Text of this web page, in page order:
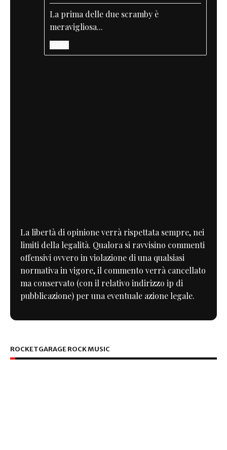
La prima delle due scramby è
meravigliosa...
La libertà di opinione verrà rispettata sempre, nei
limiti della legalità. Qualora si ravvisino commenti
offensivi ovvero in violazione di una qualsiasi
normativa in vigore, il commento verrà cancellato
ma conservato (con il relativo indirizzo ip di
pubblicazione) per una eventuale azione legale.
ROCKETGARAGE ROCK MUSIC